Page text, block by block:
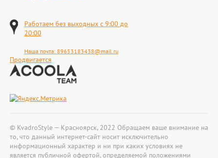
Работаем без выходных с 9:00 до
20:00
Наша почта: 89653183438@mail.ru
Продвигается
© KvadroStyle — Красноярск, 2022 Обращаем ваше внимание на
то, что данный интернет-сайт носит исключительно
информационный характер и ни при каких условиях не
является публичной офертой, определяемой положениями